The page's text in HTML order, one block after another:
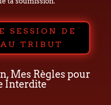
SESSION DE
TRIBUT
Mes Règles pour
Interdite